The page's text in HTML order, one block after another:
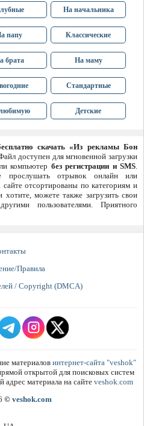
На начальника
папу Классические
брата На маму
Стандартные
Детские
скачать «Из рекламы Бон
доступен для мгновенной загрузки
компьютер без регистрации и SMS.
прослушать отрывок онлайн или
отсортированы по категориям и
хотите, можете также загрузить свои
пользователями. Приятного
Правила
/ Copyright (DMCA)
материалов интернет-сайта "veshok"
открытой для поисковых систем
адрес материала на сайте veshok.com
© veshok.com